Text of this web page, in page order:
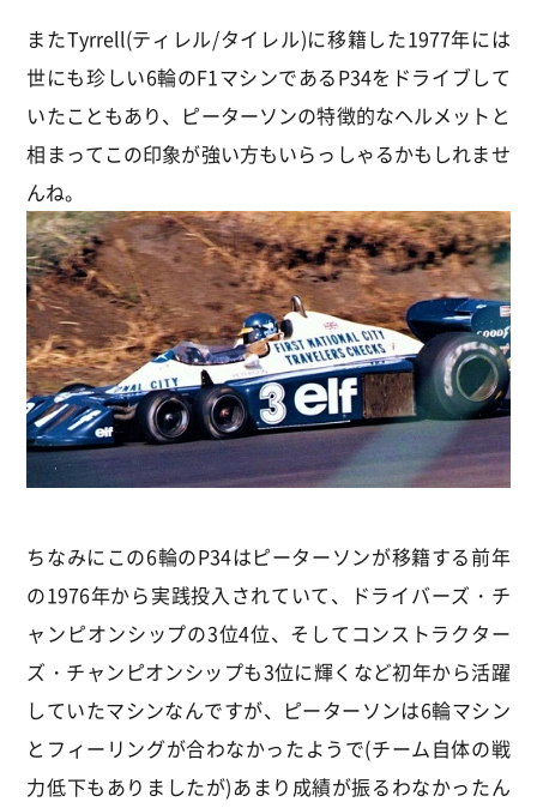
またTyrrell(ティレル/タイレル)に移籍した1977年には
世にも珍しい6輪のF1マシンであるP34をドライブして
いたこともあり、ピーターソンの特徴的なヘルメットと
相まってこの印象が強い方もいらっしゃるかもしれませ
んね。
ちなみにこの6輪のP34はピーターソンが移籍する前年
の1976年から実践投入されていて、ドライバーズ・チ
ャンピオンシップの3位4位、そしてコンストラクター
ズ・チャンピオンシップも3位に輝くなど初年から活躍
していたマシンなんですが、ピーターソンは6輪マシン
とフィーリングが合わなかったようで(チーム自体の戦
力低下もありましたが)あまり成績が振るわなかったん